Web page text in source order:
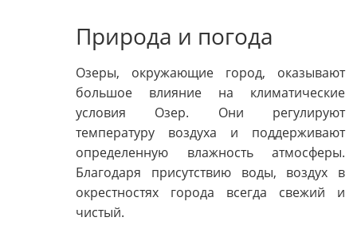
Природа и погода
Озеры, окружающие город, оказывают
большое влияние на климатические
условия Озер. Они регулируют
температуру воздуха и поддерживают
определенную влажность атмосферы.
Благодаря присутствию воды, воздух в
окрестностях города всегда свежий и
чистый.